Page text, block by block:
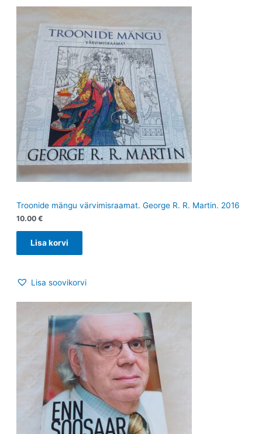
Troonide mängu värvimisraamat. George R. R. Martin. 2016
10.00 €
Lisa korvi
Lisa soovikorvi